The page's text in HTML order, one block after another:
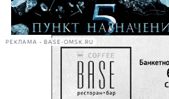
РЕКЛАМА • BASE-OMSK.RU